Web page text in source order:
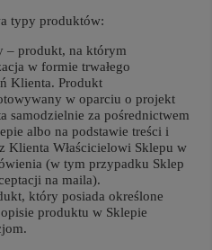
typy produktów:
– produkt, na którym
w formie trwałego
Klienta. Produkt
w oparciu o projekt
samodzielnie za pośrednictwem
albo na podstawie treści i
Klienta Właścicielowi Sklepu w
(w tym przypadku Sklep
na maila).
który posiada określone
produktu w Sklepie